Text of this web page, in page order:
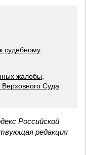
судебному
жалобы,
Суда
Российской
редакция